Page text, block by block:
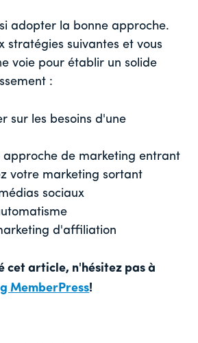
adopter la bonne approche.
stratégies suivantes et vous
voie pour établir un solide
:
sur les besoins d'une
approche de marketing entrant
votre marketing sortant
sociaux
d'affiliation
cet article, n'hésitez pas à
MemberPress!